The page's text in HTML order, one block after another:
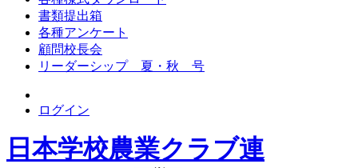
書類提出箱
各種アンケート
顧問校長会
リーダーシップ 夏・秋 号
ログイン
日本学校農業クラブ連